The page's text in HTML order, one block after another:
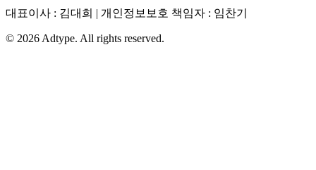
대표이사 : 김대희 | 개인정보보호 책임자 : 임찬기
© 2026 Adtype. All rights reserved.